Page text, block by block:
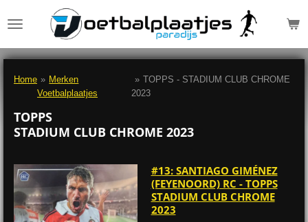
direct
de
Home » Merken
Voetbalplaatjes
» TOPPS - STADIUM CLUB CHROME
2023
TOPPS
STADIUM CLUB CHROME 2023
#13: SANTIAGO GIMÉNEZ
(FEYENOORD) RC - TOPPS
STADIUM CLUB CHROME
2023